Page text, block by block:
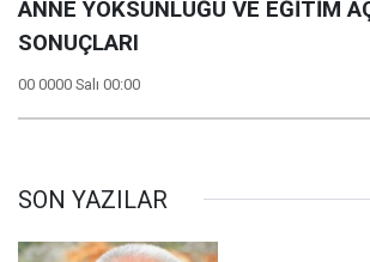
ANNE YOKSUNLUĞU VE EĞİTİM
SONUÇLARI
00 0000 Salı 00:00
SON YAZILAR